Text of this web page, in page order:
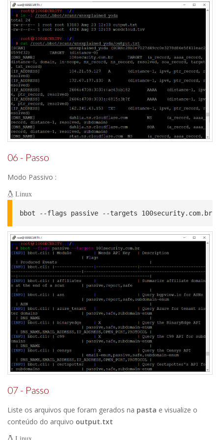
06 - Passo
Modo Passivo :
Linux
bbot --flags passive --targets 100security.com.br
07 - Passo
Liste os arquivos que foram gerados na pasta e visualize o
conteúdo do arquivo output.txt
Linux